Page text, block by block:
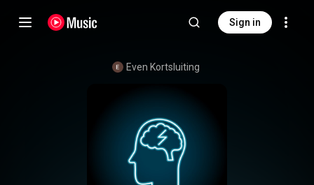
Sign in
Even Kortsluiting